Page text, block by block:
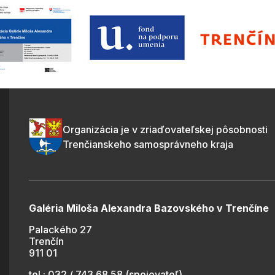
Organizácia je v zriaďovateľskej pôsobnosti
Trenčianskeho samosprávneho kraja
Galéria Miloša Alexandra Bazovského v Trenčíne
Palackého 27
Trenčín
911 01